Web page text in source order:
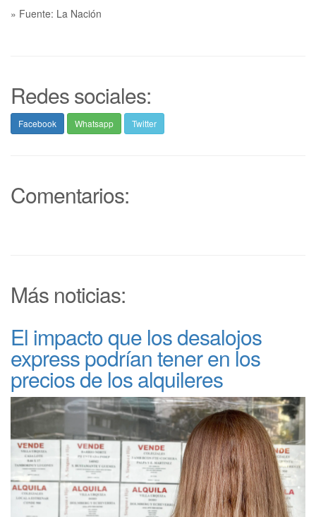
» Fuente: La Nación
Redes sociales:
Facebook Whatsapp Twitter
Comentarios:
Más noticias:
El impacto que los desalojos
express podrían tener en los
precios de los alquileres